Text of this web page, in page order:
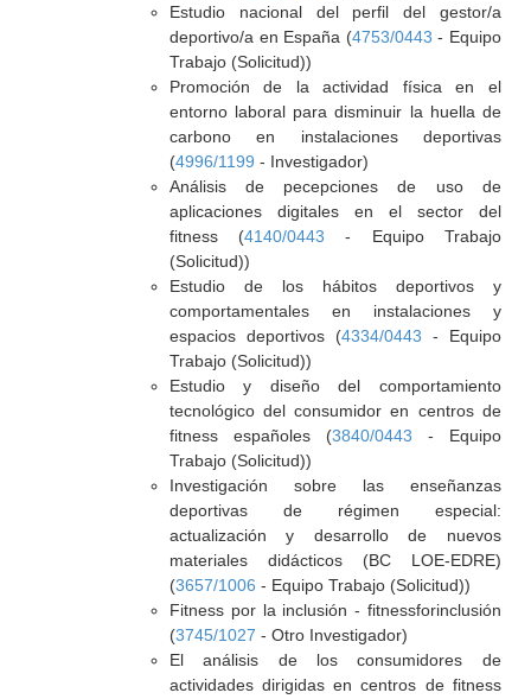
Estudio nacional del perfil del gestor/a
deportivo/a en España (4753/0443 - Equipo
Trabajo (Solicitud))
Promoción de la actividad física en el
entorno laboral para disminuir la huella de
carbono en instalaciones deportivas
(4996/1199 - Investigador)
Análisis de pecepciones de uso de
aplicaciones digitales en el sector del
fitness (4140/0443 - Equipo Trabajo
(Solicitud))
Estudio de los hábitos deportivos y
comportamentales en instalaciones y
espacios deportivos (4334/0443 - Equipo
Trabajo (Solicitud))
Estudio y diseño del comportamiento
tecnológico del consumidor en centros de
fitness españoles (3840/0443 - Equipo
Trabajo (Solicitud))
Investigación sobre las enseñanzas
deportivas de régimen especial:
actualización y desarrollo de nuevos
materiales didácticos (BC LOE-EDRE)
(3657/1006 - Equipo Trabajo (Solicitud))
Fitness por la inclusión - fitnessforinclusión
(3745/1027 - Otro Investigador)
El análisis de los consumidores de
actividades dirigidas en centros de fitness